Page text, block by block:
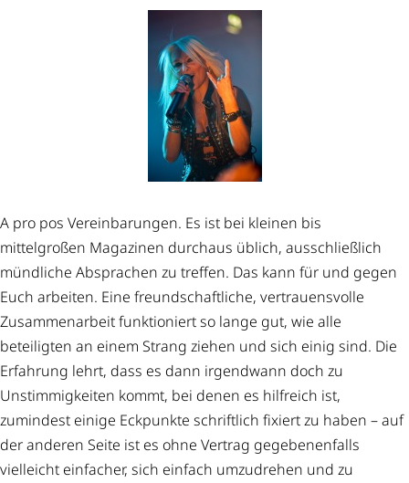
A pro pos Vereinbarungen. Es ist bei kleinen bis
mittelgroßen Magazinen durchaus üblich, ausschließlich
mündliche Absprachen zu treffen. Das kann für und gegen
Euch arbeiten. Eine freundschaftliche, vertrauensvolle
Zusammenarbeit funktioniert so lange gut, wie alle
beteiligten an einem Strang ziehen und sich einig sind. Die
Erfahrung lehrt, dass es dann irgendwann doch zu
Unstimmigkeiten kommt, bei denen es hilfreich ist,
zumindest einige Eckpunkte schriftlich fixiert zu haben – auf
der anderen Seite ist es ohne Vertrag gegebenenfalls
vielleicht einfacher, sich einfach umzudrehen und zu